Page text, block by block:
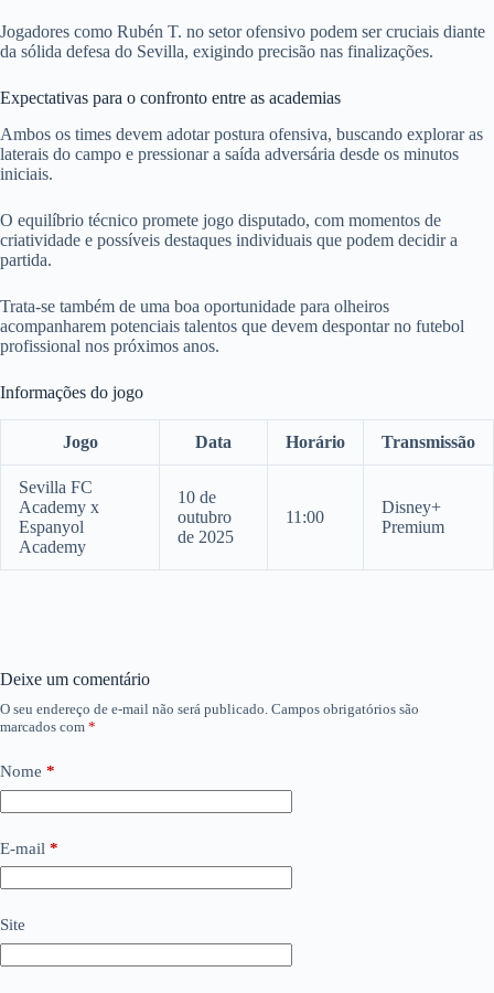
Jogadores como Rubén T. no setor ofensivo podem ser cruciais diante
da sólida defesa do Sevilla, exigindo precisão nas finalizações.
Expectativas para o confronto entre as academias
Ambos os times devem adotar postura ofensiva, buscando explorar as
laterais do campo e pressionar a saída adversária desde os minutos
iniciais.
O equilíbrio técnico promete jogo disputado, com momentos de
criatividade e possíveis destaques individuais que podem decidir a
partida.
Trata-se também de uma boa oportunidade para olheiros
acompanharem potenciais talentos que devem despontar no futebol
profissional nos próximos anos.
Informações do jogo
Jogo Data Horário Transmissão
Sevilla FC
Academy x
Espanyol
Academy
10 de
outubro
de 2025
11:00
Disney+
Premium
Deixe um comentário
O seu endereço de e-mail não será publicado. Campos obrigatórios são
marcados com *
Nome *
E-mail *
Site